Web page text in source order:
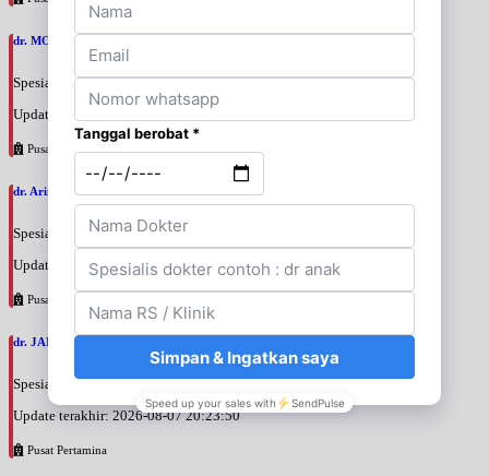
dr. MOCHAMAD PASHA, SpPD
Spesialis: Penyakit Dalam
Update terakhir: 2026-08-07 20:35:45
Pusat Pertamina
dr. Arini Purwono, SpP
Spesialis: Paru
Update terakhir: 2026-08-07 20:25:58
Pusat Pertamina
dr. JANUAR HABIBI, SpP
Spesialis: Paru
Update terakhir: 2026-08-07 20:23:50
Pusat Pertamina